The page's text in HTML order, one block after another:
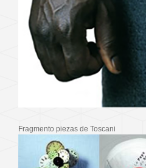
Fragmento piezas de Toscani